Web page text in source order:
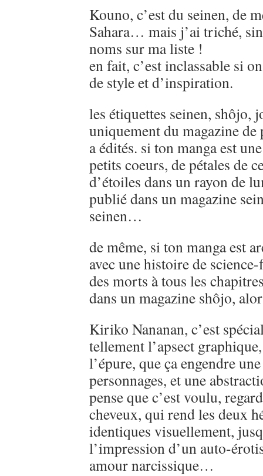
Kouno, c’est du seinen, de
Sahara… mais j’ai triché,
noms sur ma liste !
en fait, c’est inclassable si
de style et d’inspiration.
les étiquettes seinen, shôjo,
uniquement du magazine
a édités. si ton manga est
petits coeurs, de pétales de
d’étoiles dans un rayon de
publié dans un magazine
seinen…
de même, si ton manga est
avec une histoire de
des morts à tous les
dans un magazine shôjo,
Kiriko Nananan, c’est
tellement l’apsect
l’épure, que ça engendre
personnages, et une
pense que c’est voulu,
cheveux, qui rend les deux
identiques visuellement,
l’impression d’un auto-
amour narcissique…